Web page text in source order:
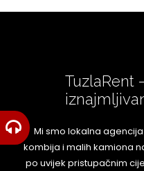
TuzlaRent
Mi smo lokalna
kombija i malih kamiona
po uvijek pristupačnim